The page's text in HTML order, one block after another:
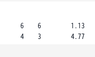
6
4
6
3
1.13
4.77